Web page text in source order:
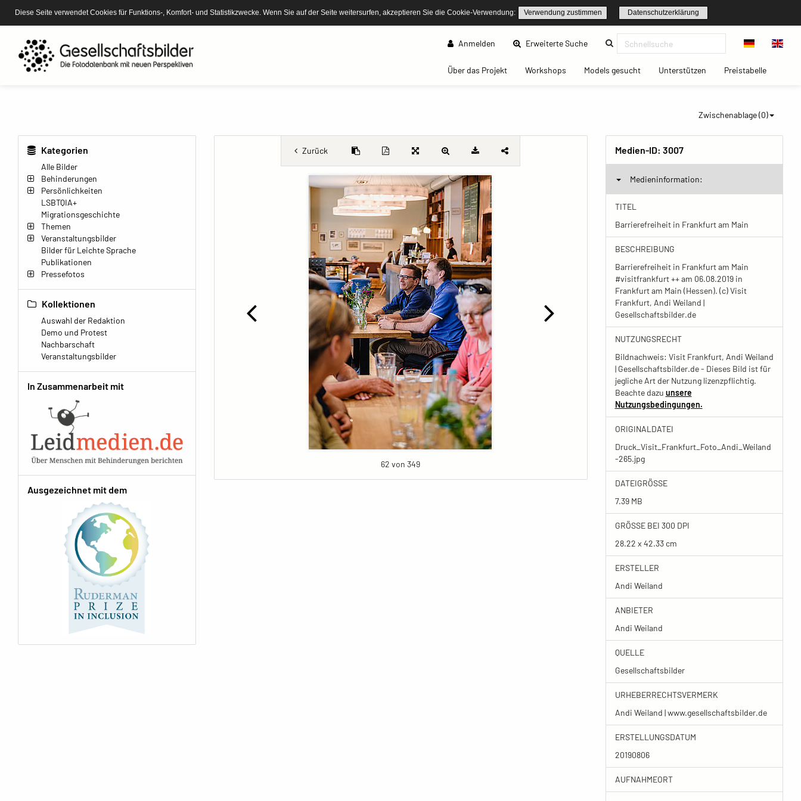
Diese Seite verwendet Cookies für Funktions-, Komfort- und Statistikzwecke. Wenn Sie auf der Seite weitersurfen, akzeptieren Sie die Cookie-Verwendung: Verwendung zustimmen Datenschutzerklärung
Anmelden Erweiterte Suche(current)
Über das Projekt(current)Workshops(current)Models gesucht(current)Unterstützen(current)Preistabelle(current)
Zwischenablage (0)
Kategorien
Alle Bilder
Behinderungen
Persönlichkeiten
LSBTQIA+
Migrationsgeschichte
Themen
Veranstaltungsbilder
Bilder für Leichte Sprache
Publikationen
Pressefotos
Kollektionen
Auswahl der Redaktion
Demo und Protest
Nachbarschaft
Veranstaltungsbilder
In Zusammenarbeit mit
Ausgezeichnet mit dem
Zurück
62 von 349
Medien-ID: 3007
Medieninformation:
TITEL
Barrierefreiheit in Frankfurt am Main
BESCHREIBUNG
Barrierefreiheit in Frankfurt am Main
#visitfrankfurt ++ am 06.08.2019 in
Frankfurt am Main (Hessen). (c) Visit
Frankfurt, Andi Weiland |
Gesellschaftsbilder.de
NUTZUNGSRECHT
Bildnachweis: Visit Frankfurt, Andi Weiland
| Gesellschaftsbilder.de - Dieses Bild ist für
jegliche Art der Nutzung lizenzpflichtig.
Beachte dazu unsere
Nutzungsbedingungen.
ORIGINALDATEI
Druck_Visit_Frankfurt_Foto_Andi_Weiland
-265.jpg
DATEIGRÖSSE
7.39 MB
GRÖSSE BEI 300 DPI
28.22 x 42.33 cm
ERSTELLER
Andi Weiland
ANBIETER
Andi Weiland
QUELLE
Gesellschaftsbilder
URHEBERRECHTSVERMERK
Andi Weiland | www.gesellschaftsbilder.de
ERSTELLUNGSDATUM
20190806
AUFNAHMEORT